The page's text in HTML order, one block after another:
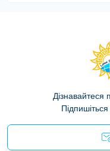
Дізнавайтеся